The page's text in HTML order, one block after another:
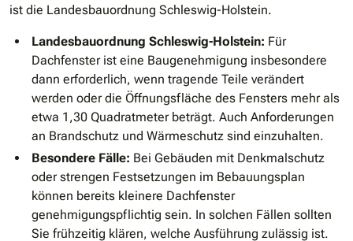
ist die Landesbauordnung Schleswig-Holstein.
Landesbauordnung Schleswig-Holstein: Für
Dachfenster ist eine Baugenehmigung insbesondere
dann erforderlich, wenn tragende Teile verändert
werden oder die Öffnungsfläche des Fensters mehr als
etwa 1,30 Quadratmeter beträgt. Auch Anforderungen
an Brandschutz und Wärmeschutz sind einzuhalten.
Besondere Fälle: Bei Gebäuden mit Denkmalschutz
oder strengen Festsetzungen im Bebauungsplan
können bereits kleinere Dachfenster
genehmigungspflichtig sein. In solchen Fällen sollten
Sie frühzeitig klären, welche Ausführung zulässig ist.